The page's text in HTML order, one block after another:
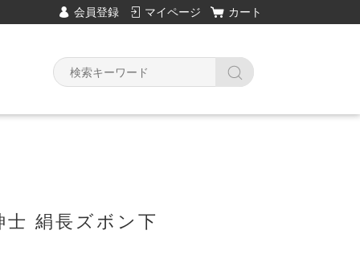
会員登録 マイページ カート
絹長ズボン下